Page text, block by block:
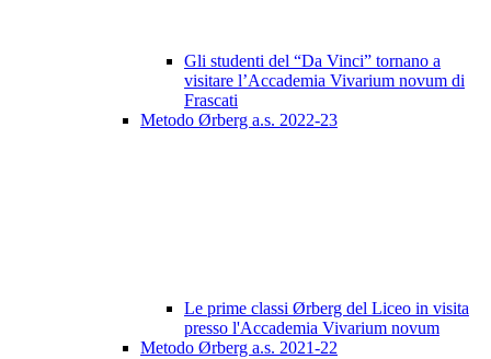
Gli studenti del “Da Vinci” tornano a
visitare l’Accademia Vivarium novum di
Frascati
Metodo Ørberg a.s. 2022-23
Le prime classi Ørberg del Liceo in visita
presso l'Accademia Vivarium novum
Metodo Ørberg a.s. 2021-22